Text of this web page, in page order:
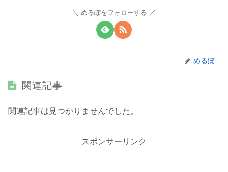
めるぽをフォローする
めるぽ
関連記事
関連記事は見つかりませんでした。
スポンサーリンク